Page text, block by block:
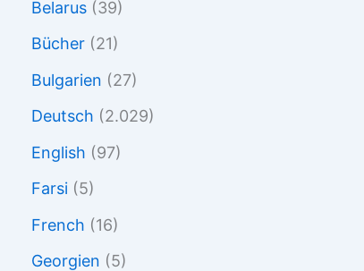
Belarus (39)
Bücher (21)
Bulgarien (27)
Deutsch (2.029)
English (97)
Farsi (5)
French (16)
Georgien (5)